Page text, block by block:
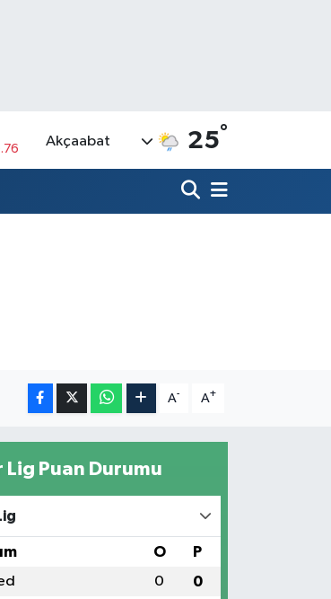
Akçaabat 25°
A- A+
Lig Puan Durumu
O P
0 0